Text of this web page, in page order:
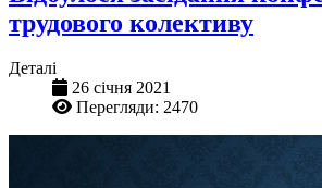
трудового колективу
Деталі
26 січня 2021
Перегляди: 2470